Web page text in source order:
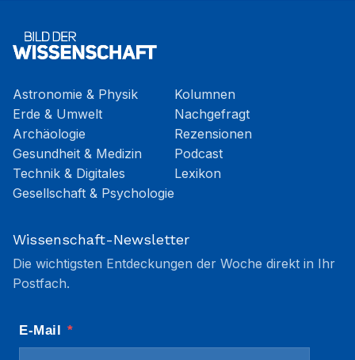
Astronomie & Physik
Erde & Umwelt
Archäologie
Gesundheit & Medizin
Technik & Digitales
Gesellschaft & Psychologie
Kolumnen
Nachgefragt
Rezensionen
Podcast
Lexikon
Wissenschaft-Newsletter
Die wichtigsten Entdeckungen der Woche direkt in Ihr
Postfach.